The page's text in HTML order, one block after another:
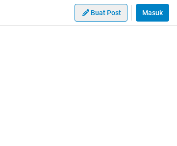
Buat Post Masuk